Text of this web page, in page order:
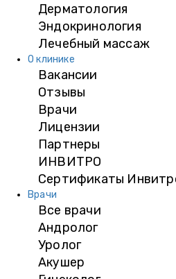
Дерматология
Эндокринология
Лечебный массаж
О клинике
Вакансии
Отзывы
Врачи
Лицензии
Партнеры
ИНВИТРО
Сертификаты
Врачи
Все врачи
Андролог
Уролог
Акушер